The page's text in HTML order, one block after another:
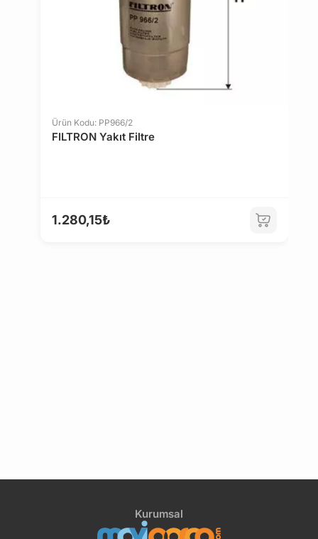
Ürün Kodu: PP966/2
FILTRON Yakıt Filtre
1.280,15₺
Kurumsal